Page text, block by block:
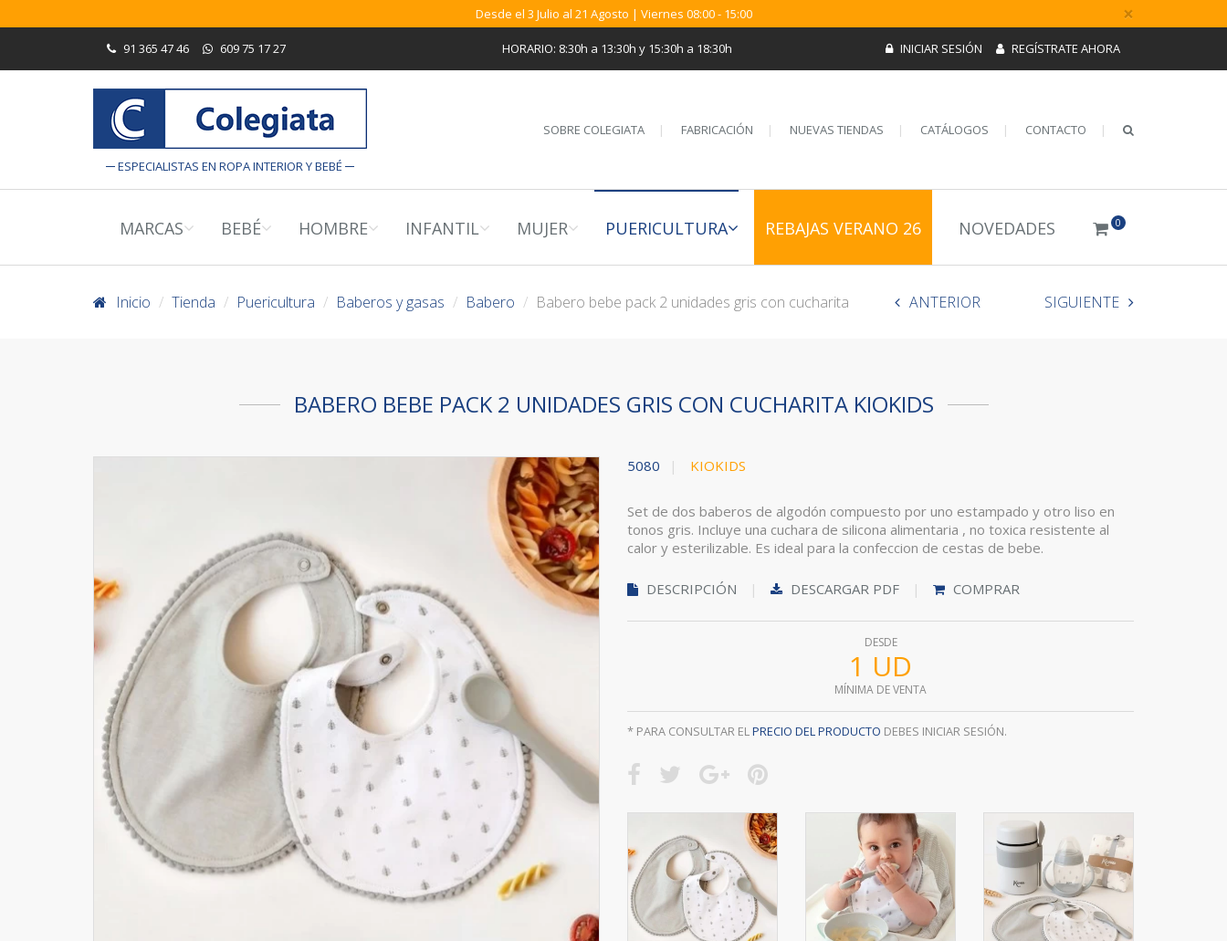
Desde el 3 Julio al 21 Agosto | Viernes 08:00 - 15:00 ×
91 365 47 46 609 75 17 27 HORARIO: 8:30h a 13:30h y 15:30h a 18:30h INICIAR SESIÓN REGÍSTRATE AHORA
ESPECIALISTAS EN ROPA INTERIOR Y BEBÉ
SOBRE COLEGIATA FABRICACIÓN NUEVAS TIENDAS CATÁLOGOS CONTACTO
MARCAS BEBÉ HOMBRE INFANTIL MUJER PUERICULTURA REBAJAS VERANO 26 NOVEDADES 0
Inicio Tienda Puericultura Baberos y gasas Babero Babero bebe pack 2 unidades gris con cucharita ANTERIOR SIGUIENTE
BABERO BEBE PACK 2 UNIDADES GRIS CON CUCHARITA KIOKIDS
5080 KIOKIDS
Set de dos baberos de algodón compuesto por uno estampado y otro liso en
tonos gris. Incluye una cuchara de silicona alimentaria , no toxica resistente al
calor y esterilizable. Es ideal para la confeccion de cestas de bebe.
DESCRIPCIÓN DESCARGAR PDF COMPRAR
DESDE
1 UD
MÍNIMA DE VENTA
* PARA CONSULTAR ELPRECIO DEL PRODUCTO DEBES INICIAR SESIÓN.